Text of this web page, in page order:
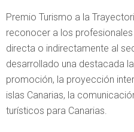
Premio Turismo a la
reconocer a los
directa o indirectamente al
desarrollado una destacada
promoción, la proyección
islas Canarias, la
turísticos para Canarias.